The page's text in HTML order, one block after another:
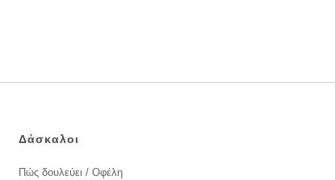
Δάσκαλοι
Πώς δουλεύει / Οφέλη